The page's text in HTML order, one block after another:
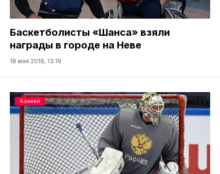
Баскетболисты «Шанса» взяли
награды в городе на Неве
18 мая 2018, 13:19
Хоккей